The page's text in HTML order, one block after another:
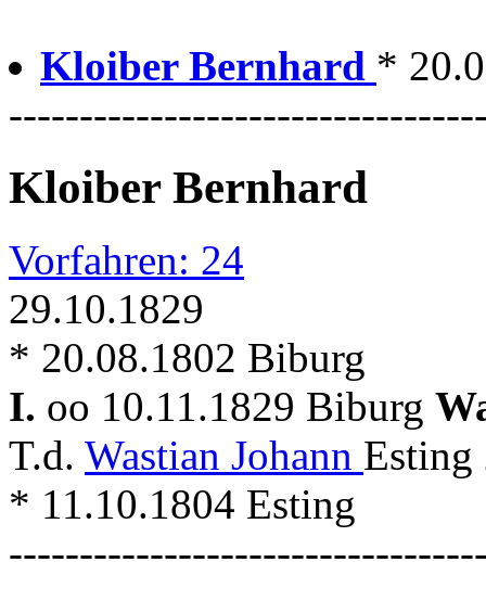
Kloiber Bernhard *
Kloiber Bernhard
Vorfahren: 24
29.10.1829
* 20.08.1802 Biburg
I. oo 10.11.1829 Biburg
T.d. Wastian Johann
* 11.10.1804 Esting